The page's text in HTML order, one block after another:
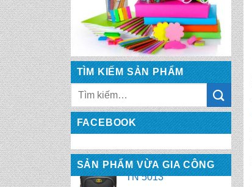
TÌM KIẾM SẢN PHẨM
FACEBOOK
SẢN PHẨM VỪA GIA CÔNG
CẶP HỌC SINH MS:
TN 5007
CẶP HỌC SINH MS:
TN 5015
CẶP HỌC SINH MS:
TN 5013
CẶP HỌC SINH MS:
TN 5012